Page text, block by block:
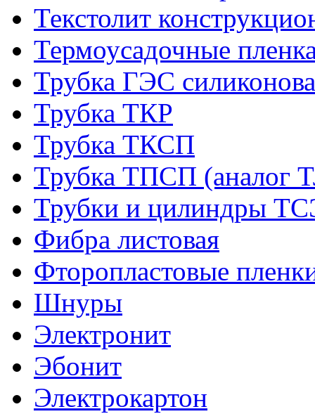
Текстолит
Термоусадочные
Трубка ГЭС
Трубка ТКР
Трубка ТКСП
Трубка ТПСП (аналог
Трубки и цилиндры
Фибра листовая
Фторопластовые
Шнуры
Электронит
Эбонит
Электрокартон